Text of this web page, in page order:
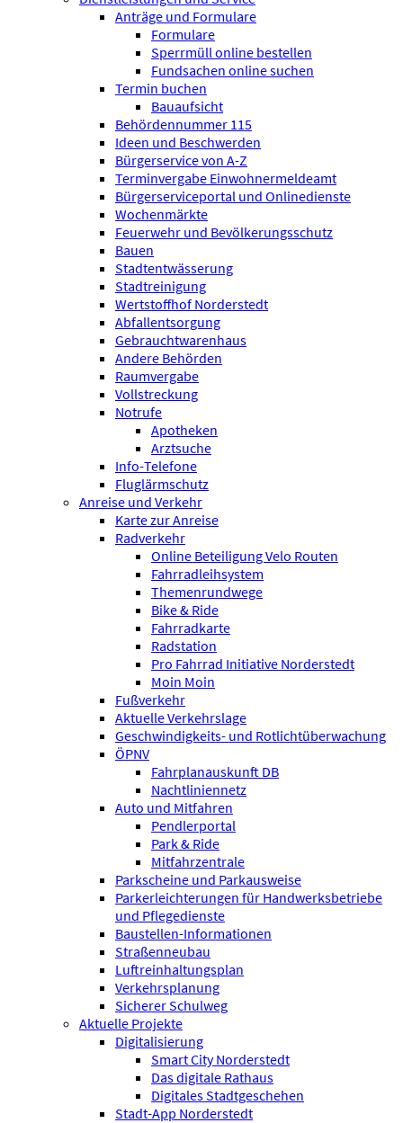
Anträge und Formulare
Formulare
Sperrmüll online bestellen
Fundsachen online suchen
Termin buchen
Bauaufsicht
Behördennummer 115
Ideen und Beschwerden
Bürgerservice von A-Z
Terminvergabe Einwohnermeldeamt
Bürgerserviceportal und Onlinedienste
Wochenmärkte
Feuerwehr und Bevölkerungsschutz
Bauen
Stadtentwässerung
Stadtreinigung
Wertstoffhof Norderstedt
Abfallentsorgung
Gebrauchtwarenhaus
Andere Behörden
Raumvergabe
Vollstreckung
Notrufe
Apotheken
Arztsuche
Info-Telefone
Fluglärmschutz
Anreise und Verkehr
Karte zur Anreise
Radverkehr
Online Beteiligung Velo Routen
Fahrradleihsystem
Themenrundwege
Bike & Ride
Fahrradkarte
Radstation
Pro Fahrrad Initiative Norderstedt
Moin Moin
Fußverkehr
Aktuelle Verkehrslage
Geschwindigkeits- und Rotlichtüberwachung
ÖPNV
Fahrplanauskunft DB
Nachtliniennetz
Auto und Mitfahren
Pendlerportal
Park & Ride
Mitfahrzentrale
Parkscheine und Parkausweise
Parkerleichterungen für Handwerksbetriebe
und Pflegedienste
Baustellen-Informationen
Straßenneubau
Luftreinhaltungsplan
Verkehrsplanung
Sicherer Schulweg
Aktuelle Projekte
Digitalisierung
Smart City Norderstedt
Das digitale Rathaus
Digitales Stadtgeschehen
Stadt-App Norderstedt